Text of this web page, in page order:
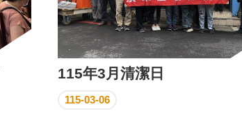
115年3月清潔日
115-03-06